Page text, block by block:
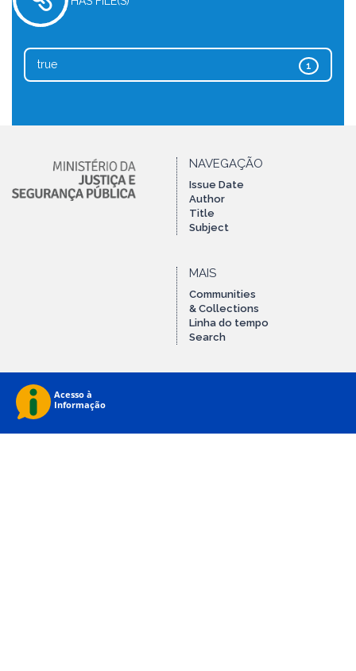
1
true
NAVEGAÇÃO
Issue Date
Author
Title
Subject
MAIS
Communities
& Collections
Linha do tempo
Search